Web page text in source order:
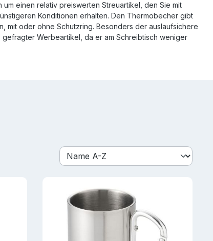
um einen relativ preiswerten Streuartikel, den Sie mit
Konditionen erhalten. Den Thermobecher gibt
mit oder ohne Schutzring. Besonders der auslaufsichere
Werbeartikel, da er am Schreibtisch weniger